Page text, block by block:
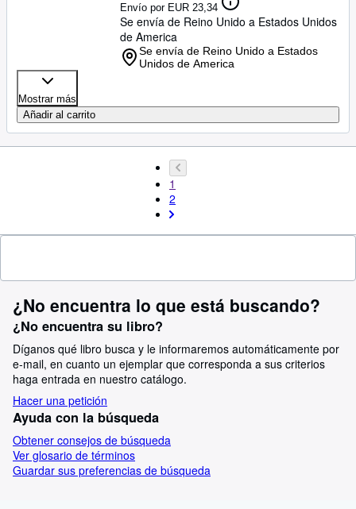
Envío por EUR 23,34
Se envía de Reino Unido a Estados Unidos
de America
Se envía de Reino Unido a Estados
Unidos de America
Mostrar más
Añadir al carrito
1
2
¿No encuentra lo que está buscando?
¿No encuentra su libro?
Díganos qué libro busca y le informaremos automáticamente por
e-mail, en cuanto un ejemplar que corresponda a sus criterios
haga entrada en nuestro catálogo.
Hacer una petición
Ayuda con la búsqueda
Obtener consejos de búsqueda
Ver glosario de términos
Guardar sus preferencias de búsqueda